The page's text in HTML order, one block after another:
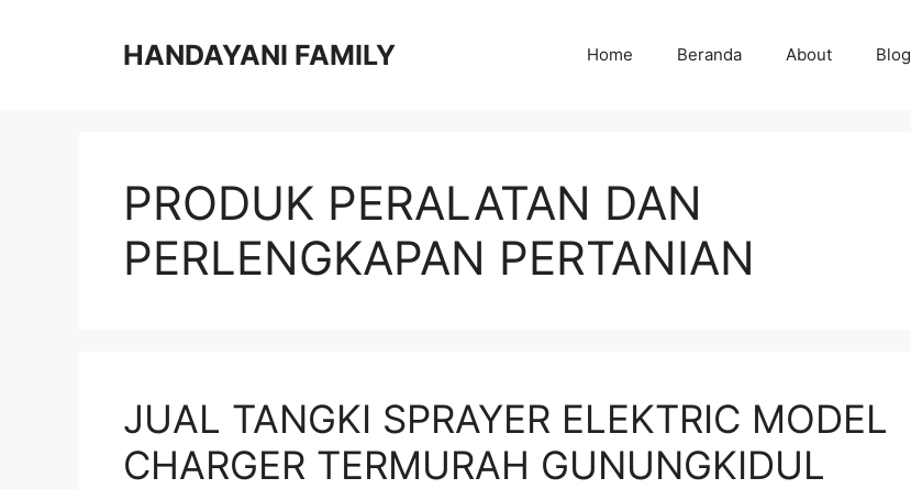
HANDAYANI FAMILY Home Beranda About Blog
PRODUK PERALATAN DAN
PERLENGKAPAN PERTANIAN
JUAL TANGKI SPRAYER ELEKTRIC MODEL
CHARGER TERMURAH GUNUNGKIDUL